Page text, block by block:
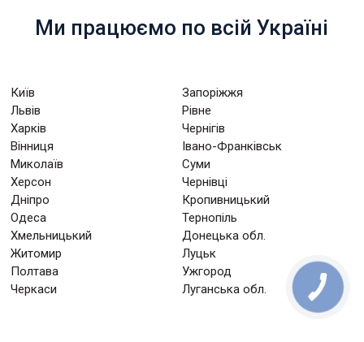
Ми працюємо по всій Україні
Київ
Запоріжжя
Львів
Рівне
Харків
Чернігів
Вінниця
Івано-Франківськ
Миколаїв
Суми
Херсон
Чернівці
Дніпро
Кропивницький
Одеса
Тернопіль
Хмельницький
Донецька обл.
Житомир
Луцьк
Полтава
Ужгород
Черкаси
Луганська обл.